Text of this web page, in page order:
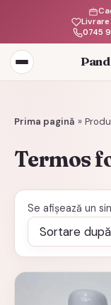
0745
Deschide
meniul
Prima pagină »
Termos
Se afișează un
Acest